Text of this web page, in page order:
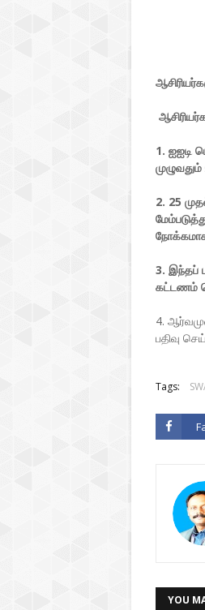
1. ஐஐடி
2. 25
3. இந்தப்
கட்டணம்
4.
பதிவு
Tags:
YOU